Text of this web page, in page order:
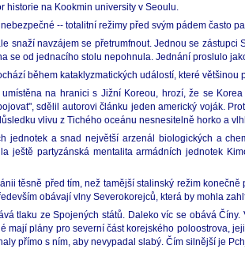
historie na Kookmin university v Seoulu.
-- totalitní režimy před svým pádem často
navzájem se přetrumfnout. Jednou se
se od jednacího stolu nepohnula. Jednání proslulo
během kataklyzmatických událostí, které většinou
na hranici s Jižní Koreou, hrozí, že se
sdělil autorovi článku jeden americký voják.
vlivu z Tichého oceánu nesnesitelně horko a
a snad největší arzenál biologických a
ještě partyzánská mentalita armádních jednotek
těsně před tím, než tamější stalinský režim
obávají vlny Severokorejců, která by mohla
tlaku ze Spojených států. Daleko víc se obává
plány pro severní část korejského poloostrova,
přímo s ním, aby nevypadal slabý. Čím silnější je